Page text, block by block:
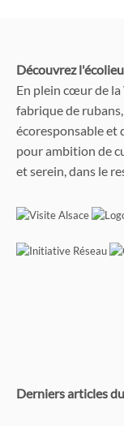
Découvrez
En plein cœur de la
fabrique de
écoresponsable et
pour ambition de
et serein, dans le
Derniers articles